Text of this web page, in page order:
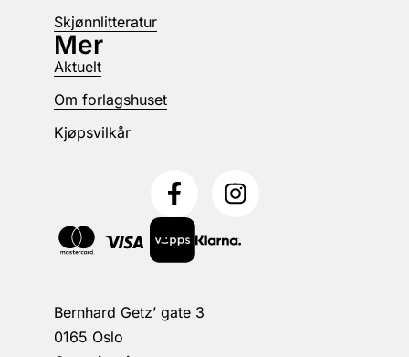
Bernhard Getz’ gate 3
0165 Oslo
Skjønnlitteratur
Mer
Aktuelt
Om forlagshuset
Kjøpsvilkår